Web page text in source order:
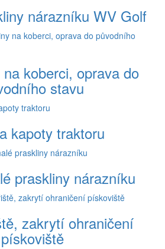
nárazníku WV Golf
koberci, oprava do
stavu
kapoty traktoru
praskliny nárazníku
zakrytí ohraničení
pískoviště